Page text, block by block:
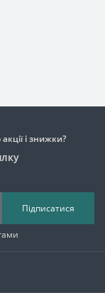
і знижки?
Підписатися